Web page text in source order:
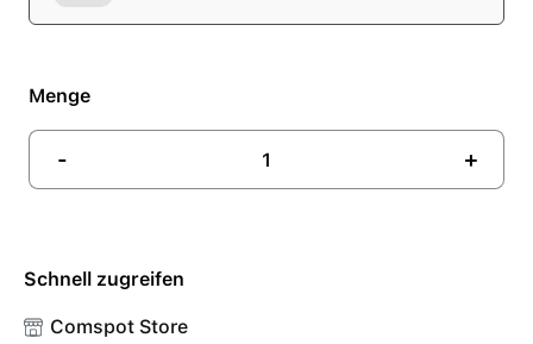
Menge
- +
Schnell zugreifen
Comspot Store